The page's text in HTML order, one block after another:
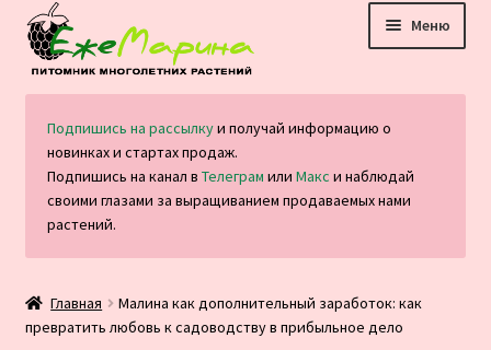
Перейти
к
навигации
Перейти
к
содержимому
Меню
Каталог
Оплата и доставка
Отзывы
Подпишись на рассылкуи получай информацию о
новинках и стартах продаж.
Подпишись на канал в Телеграм или Макс и наблюдай
своими глазами за выращиванием продаваемых нами
растений.
Главная
Малина как дополнительный заработок: как
превратить любовь к садоводству в прибыльное дело